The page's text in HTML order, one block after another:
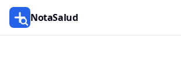
NotaSalud